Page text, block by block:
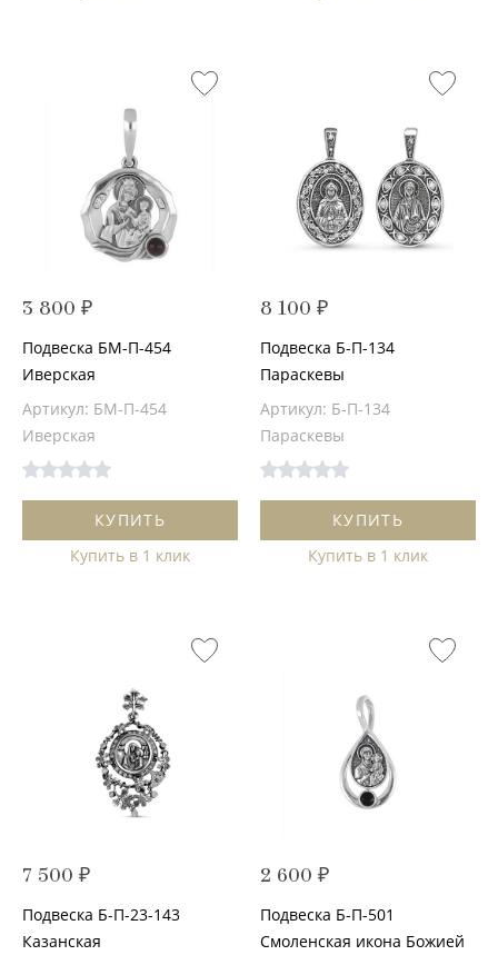
3 800 ₽
Подвеска БМ-П-454
Иверская
Артикул: БМ-П-454
Иверская
КУПИТЬ
Купить в 1 клик
8 100 ₽
Подвеска Б-П-134
Параскевы
Артикул: Б-П-134
Параскевы
КУПИТЬ
Купить в 1 клик
7 500 ₽
Подвеска Б-П-23-143
Казанская
2 600 ₽
Подвеска Б-П-501
Смоленская икона Божией